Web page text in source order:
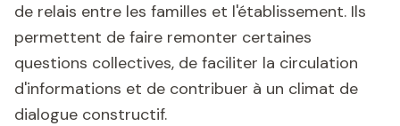
de relais entre les familles et l'établissement. Ils
permettent de faire remonter certaines
questions collectives, de faciliter la circulation
d'informations et de contribuer à un climat de
dialogue constructif.